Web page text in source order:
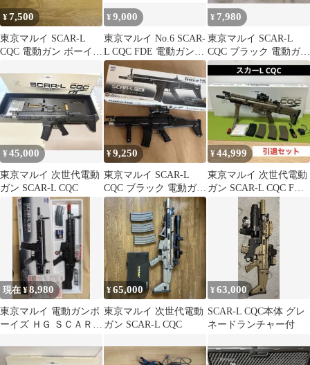
¥7,500
東京マルイ SCAR-L
CQC 電動ガン ボーイズ
¥9,000
東京マルイ No.6 SCAR-
L CQC FDE 電動ガン
本体
¥ 7,980
東京マルイ SCAR-L
CQC ブラック 電動ガン
ボーイズHG
¥45,000
東京マルイ 次世代電動
ガン SCAR-L CQC
¥9,250
東京マルイ SCAR-L
CQC ブラック 電動ガン
ボーイズ
¥44,999
東京マルイ 次世代電動
ガン SCAR-L CQC FDE
引退セット
現在 ¥8,980
東京マルイ 電動ガンボ
ーイズ ＨＧ ＳＣＡＲー
ラック
¥65,000
東京マルイ 次世代電動
ガン SCAR-L CQC
¥63,000
SCAR-L CQC本体 グレ
ネードランチャー付